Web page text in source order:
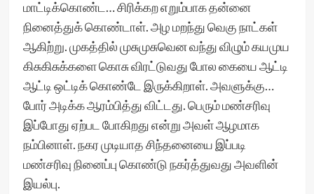
மாட்டிக்கொண்ட… சிரிக்கற எறும்பாக தன்னை
நினைத்துக் கொண்டாள். அழ மறந்து வெகு நாட்கள்
ஆகிற்று. முகத்தில் முசுமுசுவென வந்து விழும் கயமுய
கிசுகிசுக்களை கொசு விரட்டுவது போல கையை ஆட்டி
ஆட்டி ஒட்டிக் கொண்டே இருக்கிறாள். அவளுக்கு…
போர் அடிக்க ஆரம்பித்து விட்டது. பெரும் மண்சரிவு
இப்போது ஏற்பட போகிறது என்று அவள் ஆழமாக
நம்பினாள். நகர முடியாத சிந்தனையை இப்படி
மண்சரிவு நினைப்பு கொண்டு நகர்த்துவது அவளின்
இயல்பு.